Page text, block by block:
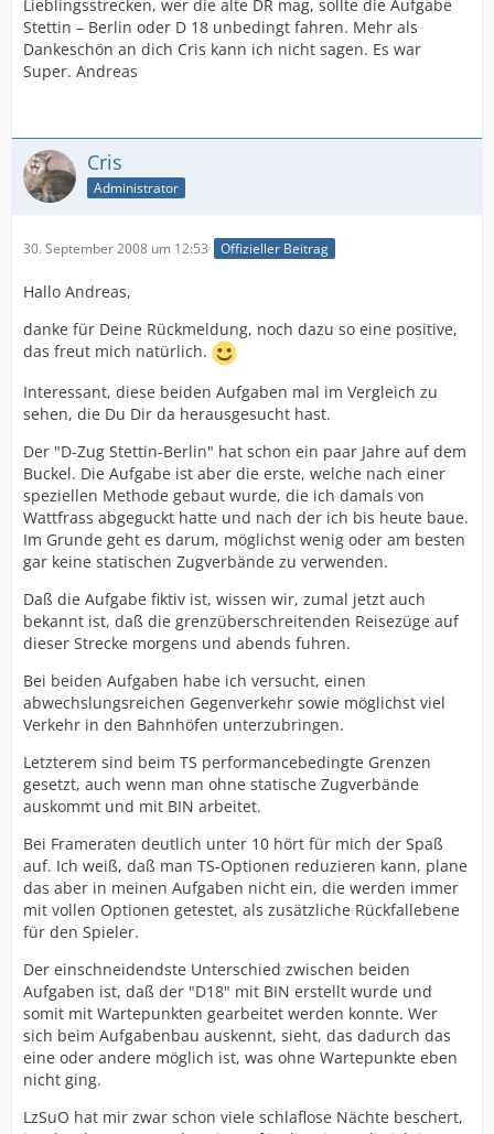
Lieblingsstrecken, wer die alte DR mag, sollte die Aufgabe
Stettin – Berlin oder D 18 unbedingt fahren. Mehr als
Dankeschön an dich Cris kann ich nicht sagen. Es war
Super. Andreas
Cris
Administrator
30. September 2008 um 12:53 Offizieller Beitrag
Hallo Andreas,
danke für Deine Rückmeldung, noch dazu so eine positive,
das freut mich natürlich.
Interessant, diese beiden Aufgaben mal im Vergleich zu
sehen, die Du Dir da herausgesucht hast.
Der "D-Zug Stettin-Berlin" hat schon ein paar Jahre auf dem
Buckel. Die Aufgabe ist aber die erste, welche nach einer
speziellen Methode gebaut wurde, die ich damals von
Wattfrass abgeguckt hatte und nach der ich bis heute baue.
Im Grunde geht es darum, möglichst wenig oder am besten
gar keine statischen Zugverbände zu verwenden.
Daß die Aufgabe fiktiv ist, wissen wir, zumal jetzt auch
bekannt ist, daß die grenzüberschreitenden Reisezüge auf
dieser Strecke morgens und abends fuhren.
Bei beiden Aufgaben habe ich versucht, einen
abwechslungsreichen Gegenverkehr sowie möglichst viel
Verkehr in den Bahnhöfen unterzubringen.
Letzterem sind beim TS performancebedingte Grenzen
gesetzt, auch wenn man ohne statische Zugverbände
auskommt und mit BIN arbeitet.
Bei Frameraten deutlich unter 10 hört für mich der Spaß
auf. Ich weiß, daß man TS-Optionen reduzieren kann, plane
das aber in meinen Aufgaben nicht ein, die werden immer
mit vollen Optionen getestet, als zusätzliche Rückfallebene
für den Spieler.
Der einschneidendste Unterschied zwischen beiden
Aufgaben ist, daß der "D18" mit BIN erstellt wurde und
somit mit Wartepunkten gearbeitet werden konnte. Wer
sich beim Aufgabenbau auskennt, sieht, das dadurch das
eine oder andere möglich ist, was ohne Wartepunkte eben
nicht ging.
LzSuO hat mir zwar schon viele schlaflose Nächte beschert,